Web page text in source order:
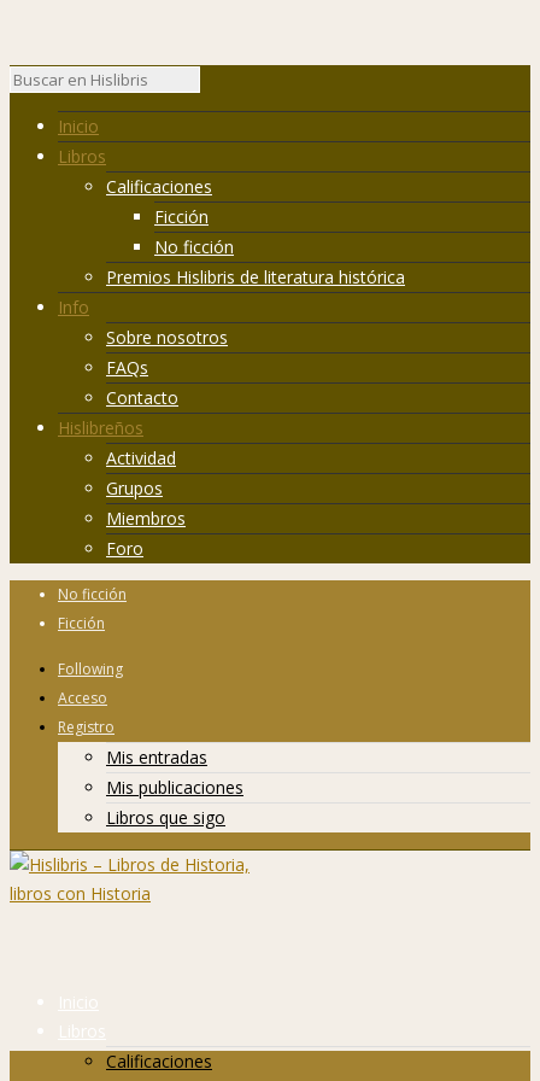
Inicio
Libros
Calificaciones
Ficción
No ficción
Premios Hislibris de literatura histórica
Info
Sobre nosotros
FAQs
Contacto
Hislibreños
Actividad
Grupos
Miembros
Foro
No ficción
Ficción
Following
Acceso
Registro
Mis entradas
Mis publicaciones
Libros que sigo
Inicio
Libros
Calificaciones